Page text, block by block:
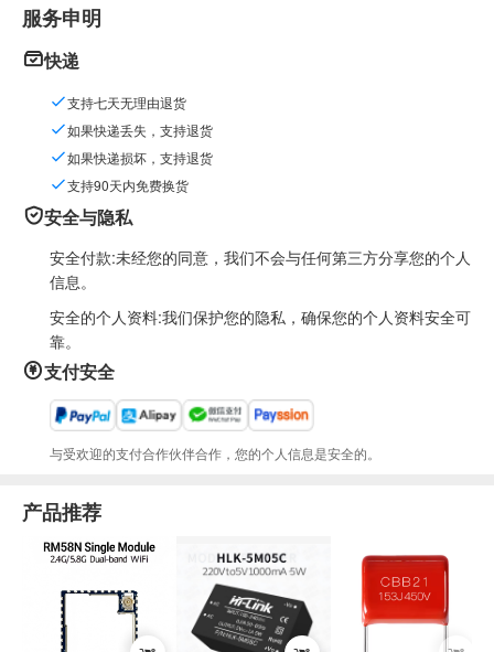
服务申明
快递
支持七天无理由退货
如果快递丢失，支持退货
如果快递损坏，支持退货
支持90天内免费换货
安全与隐私
安全付款:未经您的同意，我们不会与任何第三方分享您的个人
信息。
安全的个人资料:我们保护您的隐私，确保您的个人资料安全可
靠。
支付安全
与受欢迎的支付合作伙伴合作，您的个人信息是安全的。
产品推荐